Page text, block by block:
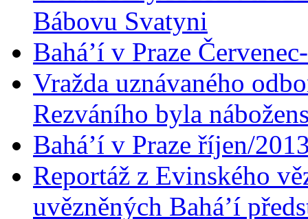
Bábovu Svatyni
Bahá’í v Praze
Vražda uznávaného
Rezváního byla
Bahá’í v Praze říjen/
Reportáž z Evinského
uvězněných Bahá’í